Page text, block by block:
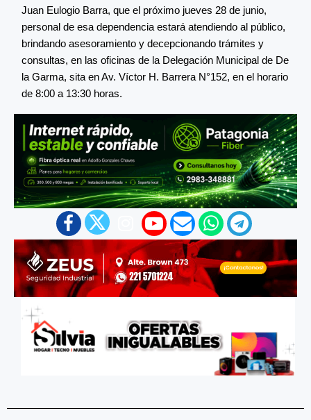
Juan Eulogio Barra, que el próximo jueves 28 de junio,
personal de esa dependencia estará atendiendo al público,
brindando asesoramiento y decepcionando trámites y
consultas, en las oficinas de la Delegación Municipal de De
la Garma, sita en Av. Víctor H. Barrera N°152, en el horario
de 8:00 a 13:30 horas.